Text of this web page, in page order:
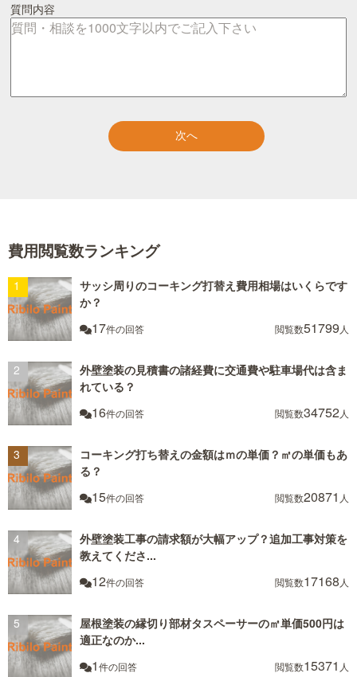
質問内容
費用閲覧数ランキング
サッシ周りのコーキング打替え費用相場はいくらです
か？
17件の回答 閲覧数51799 人
外壁塗装の見積書の諸経費に交通費や駐車場代は含ま
れている？
16件の回答 閲覧数34752人
コーキング打ち替えの金額はｍの単価？㎡の単価もあ
る？
15件の回答 閲覧数20871 人
外壁塗装工事の請求額が大幅アップ？追加工事対策を
教えてくださ...
12件の回答 閲覧数17168 人
屋根塗装の縁切り部材タスペーサーの㎡単価500円は
適正なのか...
1件の回答 閲覧数15371 人